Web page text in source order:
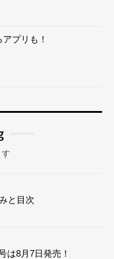
プリも！
と目次
は8月7日発売！